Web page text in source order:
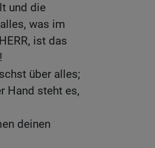
und die
was im
ist das
über alles;
Hand steht es,
deinen